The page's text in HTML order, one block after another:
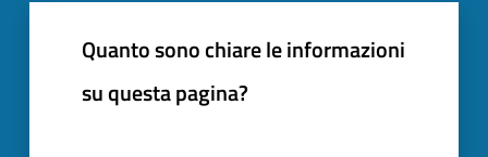
Quanto sono chiare le informazioni
su questa pagina?